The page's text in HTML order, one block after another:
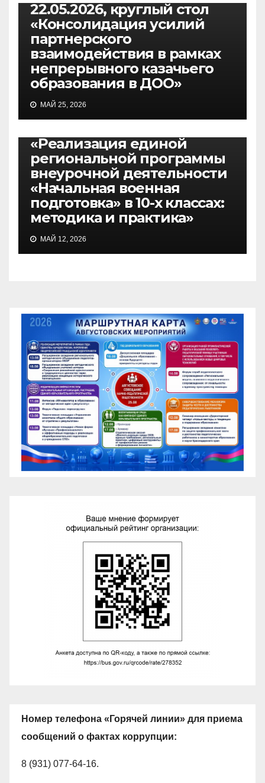
22.05.2026, круглый стол
«Консолидация усилий
партнерского
взаимодействия в рамках
непрерывного казачьего
образования в ДОО»
МАЙ 25, 2026
«Реализация единой
региональной программы
внеурочной деятельности
«Начальная военная
подготовка» в 10-х классах:
методика и практика»
МАЙ 12, 2026
Номер телефона «Горячей линии» для приема
сообщений о фактах коррупции:
8 (931) 077-64-16.